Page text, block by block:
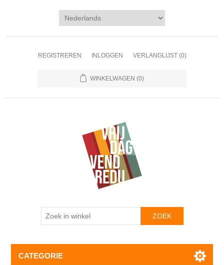
REGISTREREN INLOGGEN VERLANGLIJST (0)
WINKELWAGEN (0)
CATEGORIE